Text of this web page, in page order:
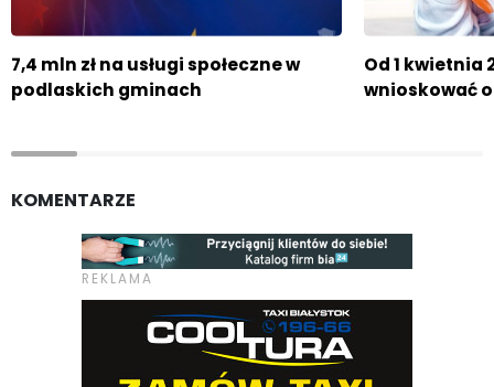
7,4 mln zł na usługi społeczne w
podlaskich gminach
Od 1 kwietnia
wnioskować
KOMENTARZE